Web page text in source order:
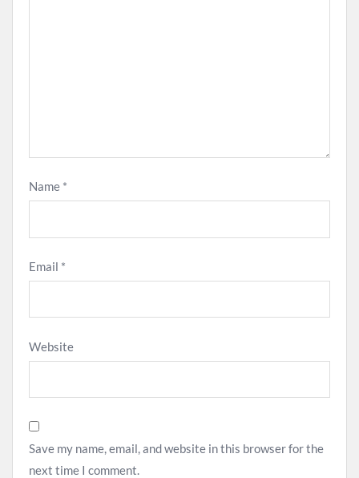
Name *
Email *
Website
Save my name, email, and website in this browser for the
next time I comment.